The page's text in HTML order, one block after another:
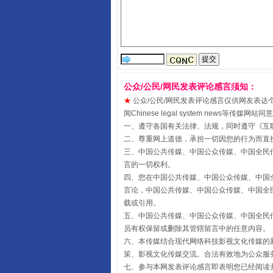
受贿1.44亿！段成刚被判无期
全民健身五年计划来了！等你
公众/公民/网民发表评论感言须知：
★ 公众/公民/网民发表评论感言仅供网友表
闻Chinese legal system news等传媒网站同
一、遵守各国有关法律、法规，同时遵守《互
二、尊重网上道德，承担一切因您的行为而
三、中国公共传媒、中国公众传媒、中国全
言的一切权利。
四、您在中国公共传媒、中国公众传媒、中
言论，中国公共传媒、中国公众传媒、中国
载或引用。
五、中国公共传媒、中国公众传媒、中国全
员有权保留或删除其管辖留言中的任意内容。
六、本传媒结合现代网络科技影视文化传媒
策、影视文化传媒交流。合法有效地为公众
七、参与本网发表评论感言即表明您已经阅